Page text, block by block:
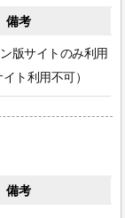
備考
版サイトのみ利用
ト利用不可）
備考